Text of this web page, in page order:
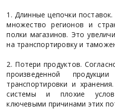
1. Длинные цепочки
множество регионов и
полки магазинов. Это
на транспортировку и
2. Потери продуктов.
произведенной
транспортировки и
системы и плохие
ключевыми причинами этих